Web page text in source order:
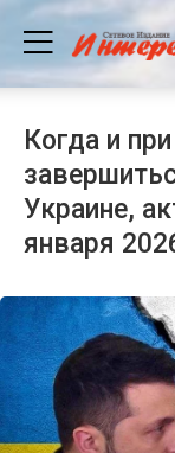
Когда и
Украине,
января